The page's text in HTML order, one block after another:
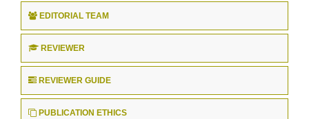
EDITORIAL TEAM
REVIEWER
REVIEWER GUIDE
PUBLICATION ETHICS